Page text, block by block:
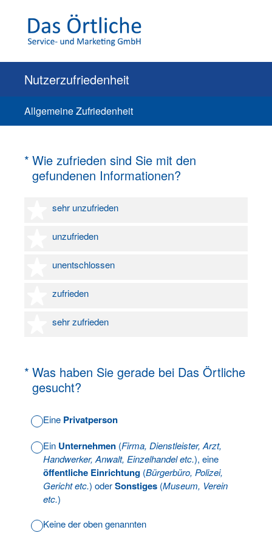
Nutzerzufriedenheit
Allgemeine Zufriedenheit
* Wie zufrieden sind Sie mit den
gefundenen Informationen?
(Erforderlich.)
sehr unzufrieden
1 Stern
unzufrieden
2 Sterne
unentschlossen
3 Sterne
zufrieden
4 Sterne
sehr zufrieden
5 Sterne
* Was haben Sie gerade bei Das Örtliche
gesucht?
(Erforderlich.)
Eine Privatperson
Ein Unternehmen (Firma, Dienstleister, Arzt,
Handwerker, Anwalt, Einzelhandel etc.), eine
öffentliche Einrichtung (Bürgerbüro, Polizei,
Gericht etc.) oderSonstiges (Museum, Verein
etc.)
Keine der oben genannten